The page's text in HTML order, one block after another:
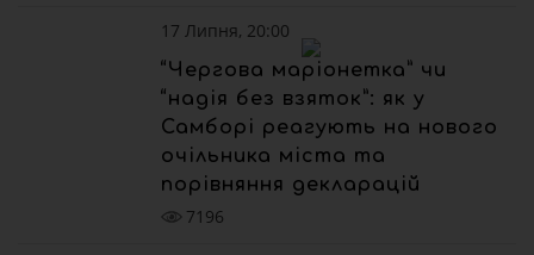
17 Липня, 20:00
“Чергова маріонетка” чи
“надія без взяток”: як у
Самборі реагують на нового
очільника міста та
порівняння декларацій
7196